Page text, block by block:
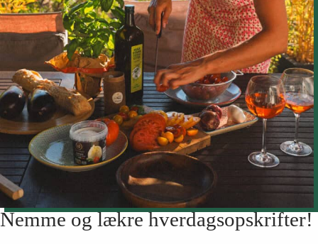
Nemme og lækre hverdagsopskrifter!